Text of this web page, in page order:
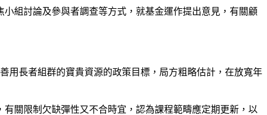
組討論及參與者調查等方式，就基金運作提出意見，有關顧
用長者組群的寶貴資源的政策目標，局方粗略估計，在放寬年
關限制欠缺彈性又不合時宜，認為課程範疇應定期更新，以